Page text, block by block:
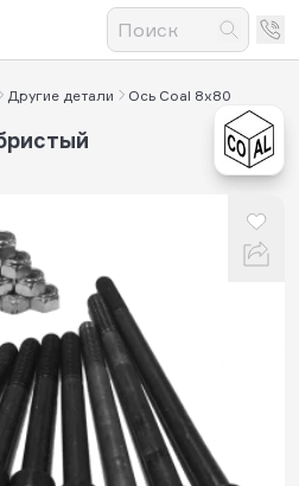
Другие детали Ось Coal 8x80